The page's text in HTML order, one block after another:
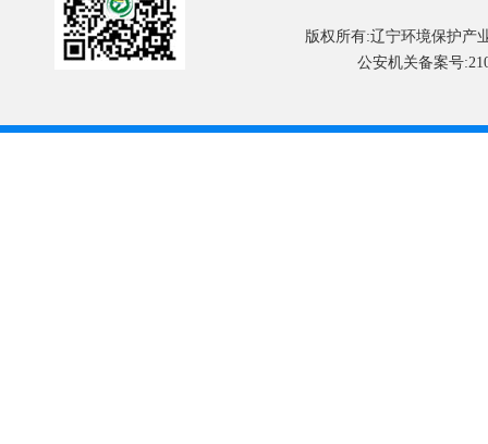
版权所有:辽宁环境保护产
公安机关备案号